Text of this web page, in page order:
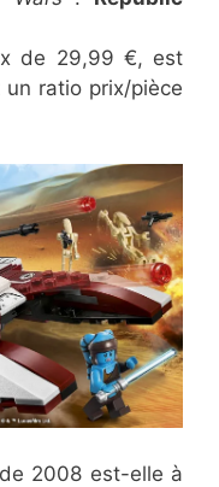
de 29,99 €, est
ratio prix/pièce
2008 est-elle à